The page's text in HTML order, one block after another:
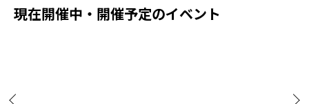
現在開催中・開催予定のイベント